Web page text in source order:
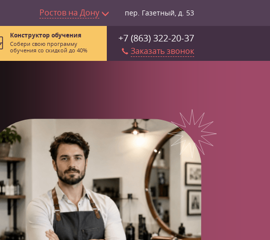
Ростов на Дону пер. Газетный, д. 53
+7 (863) 322-20-37
Заказать звонок
Конструктор обучения
Собери свою программу
обучения со скидкой до 40%